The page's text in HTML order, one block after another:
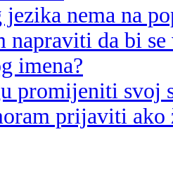
jezika nema na
napraviti da bi
imena?
promijeniti svoj
prijaviti